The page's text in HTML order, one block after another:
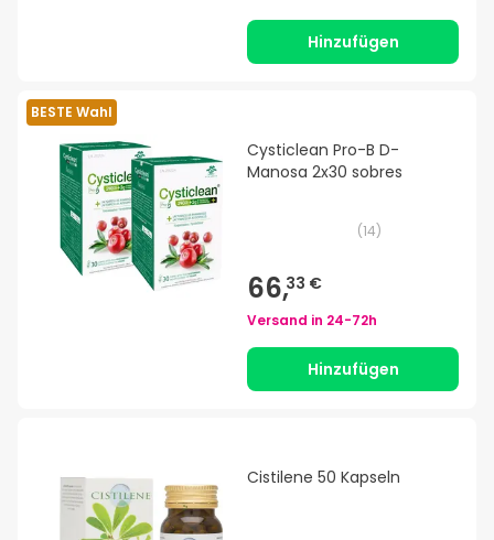
Hinzufügen
BESTE Wahl
Cysticlean Pro-B D-
Manosa 2x30 sobres
(14)
66,33 €
Versand in 24-72h
Hinzufügen
Cistilene 50 Kapseln